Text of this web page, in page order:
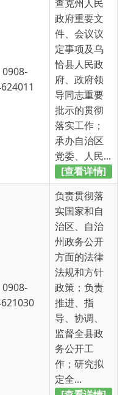
导同志重要
批示的贯彻
落实工作；
承办自治区
党委、人民...
[查看详情]
负责贯彻落
实国家和自
治区、自治
州政务公开
方面的法律
法规和方针
政策；负责
推进、指
导、协调、
监督全县政
务公开工
作；研究拟
定全...
[查看详情]
负责贯彻落
实国家和自
治区政务公
开、“放管
服”方面的法
律法规和方
针政策；指
导监督乌恰